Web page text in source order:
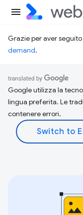
Grazie per aver
demand.
Google utilizza la
lingua preferita. Le
contenere errori.